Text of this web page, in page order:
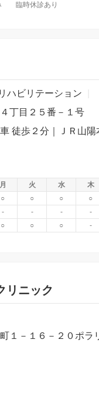
臨時休診あり
リハビリテーション
丁目２５番－１号
月 火 水
木
○ ○ ○
○
- - -
-
○ ○ ○ -
リニック